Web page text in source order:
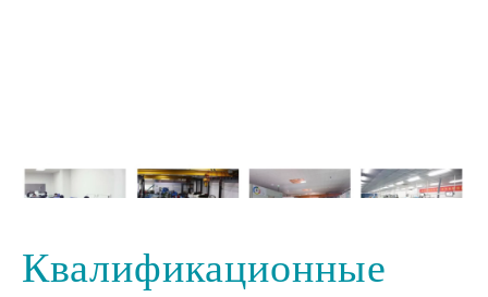
Квалификационные